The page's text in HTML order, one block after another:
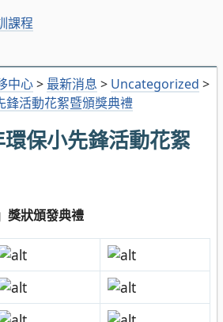
中心> 最新消息 > Uncategorized >
活動花絮暨頒獎典禮
保小先鋒活動花絮
獎狀頒發典禮
課程